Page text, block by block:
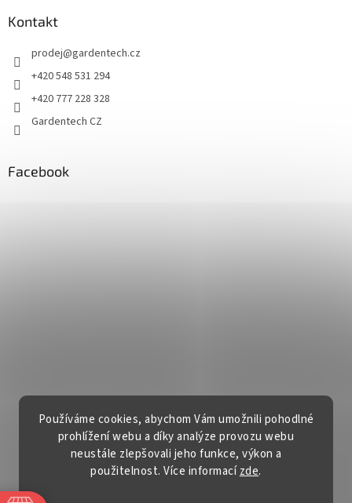
Používáme cookies, abychom Vám umožnili pohodlné
prohlížení webu a díky analýze provozu webu
neustále zlepšovali jeho funkce, výkon a
použitelnost. Více informacízde.
Kontakt
prodej@gardentech.cz
+420 548 531 294
+420 777 228 328
Gardentech CZ
Facebook
Vytvořil Shoptet